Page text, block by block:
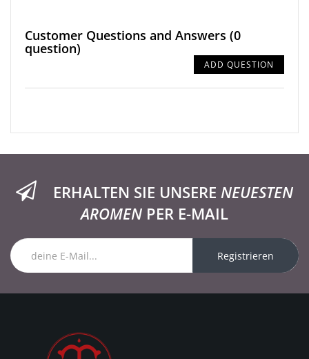
Customer Questions and Answers (0
question)
ADD QUESTION
ERHALTEN SIE UNSERE NEUESTEN
AROMEN PER E-MAIL
Registrieren